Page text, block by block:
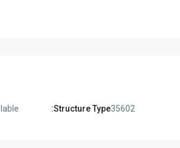
35602
Structure Type: